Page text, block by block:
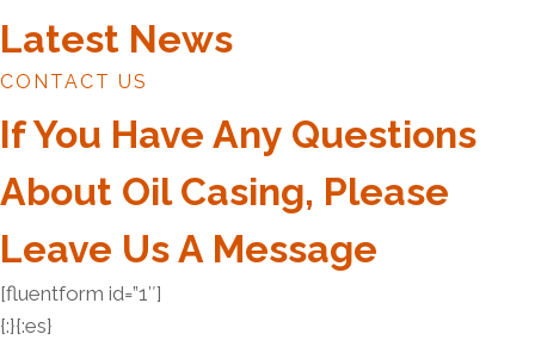
Latest News
CONTACT US
If You Have Any Questions
About Oil Casing, Please
Leave Us A Message
[fluentform id=”1″]
{:}{:es}